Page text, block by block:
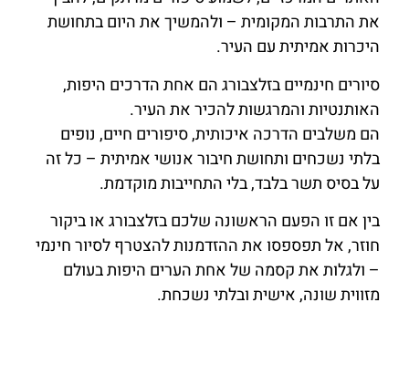
את התרבות המקומית – ולהמשיך את היום בתחושת
היכרות אמיתית עם העיר.
סיורים חינמיים בזלצבורג הם אחת הדרכים היפות,
האותנטיות והמרגשות להכיר את העיר.
הם משלבים הדרכה איכותית, סיפורים חיים, נופים
בלתי נשכחים ותחושת חיבור אנושי אמיתית – כל זה
על בסיס תשר בלבד, בלי התחייבות מוקדמת.
בין אם זו הפעם הראשונה שלכם בזלצבורג או ביקור
חוזר, אל תפספסו את ההזדמנות להצטרף לסיור חינמי
– ולגלות את קסמה של אחת הערים היפות בעולם
מזווית שונה, אישית ובלתי נשכחת.